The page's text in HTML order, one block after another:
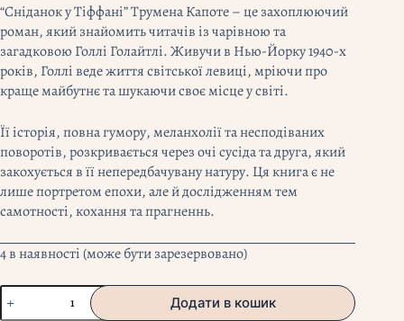
“Сніданок у Тіффані” Трумена Капоте – це захоплюючий
роман, який знайомить читачів із чарівною та
загадковою Голлі Голайтлі. Живучи в Нью-Йорку 1940-х
років, Голлі веде життя світської левиці, мріючи про
краще майбутнє та шукаючи своє місце у світі.
Її історія, повна гумору, меланхолії та несподіваних
поворотів, розкривається через очі сусіда та друга, який
закохується в її непередбачувану натуру. Ця книга є не
лише портретом епохи, але й дослідженням тем
самотності, кохання та прагненнь.
4 в наявності (може бути зарезервовано)
"Місіс
Делловей"
Додати в кошик